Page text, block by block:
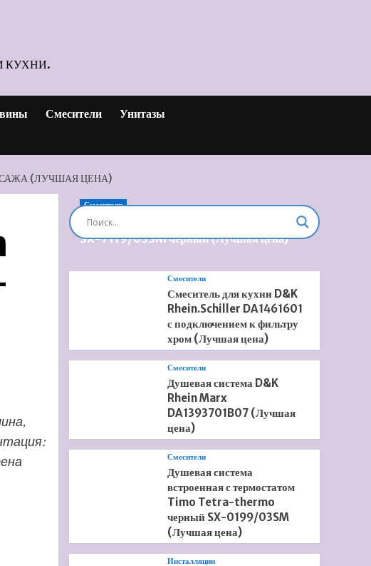
КУХНИ.
Смесители Унитазы
(ЛУЧШАЯ ЦЕНА)
Смесители
Душевая система встроенная Timo Briana
SX-7119/03SM черный (Лучшая цена)
Смесители
Смеситель для кухни D&K
Rhein.Schiller DA1461601
с подключением к фильтру
хром (Лучшая цена)
Смесители
Душевая система D&K
Rhein Marx
DA1393701B07 (Лучшая
цена)
Смесители
Душевая система
встроенная с термостатом
Timo Tetra-thermo
черный SX-0199/03SM
(Лучшая цена)
Инсталляции